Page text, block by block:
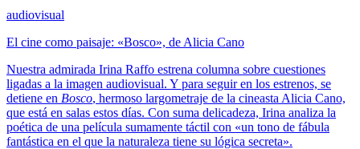
audiovisual
El cine como paisaje: «Bosco», de Alicia Cano
Nuestra admirada Irina Raffo estrena columna sobre cuestiones
ligadas a la imagen audiovisual. Y para seguir en los estrenos, se
detiene en Bosco, hermoso largometraje de la cineasta Alicia Cano,
que está en salas estos días. Con suma delicadeza, Irina analiza la
poética de una película sumamente táctil con «un tono de fábula
fantástica en el que la naturaleza tiene su lógica secreta».